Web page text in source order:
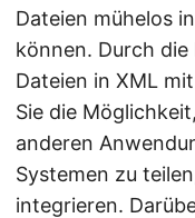
Dateien mühelos
können. Durch
Dateien in XML
Sie die
anderen
Systemen zu
integrieren.